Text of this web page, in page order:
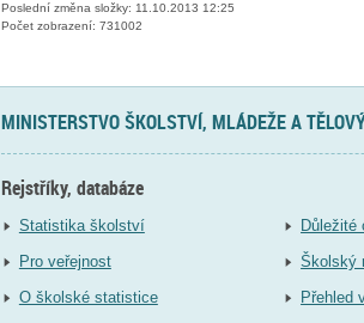
Poslední změna složky: 11.10.2013 12:25
Počet zobrazení: 731002
MINISTERSTVO ŠKOLSTVÍ, MLÁDEŽE A
Rejstříky, databáze
Statistika školství
Pro veřejnost
O školské statistice
Důležité
Školský
Přehled